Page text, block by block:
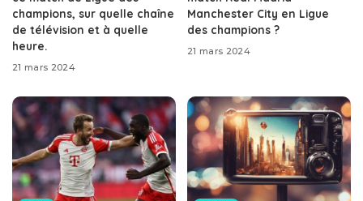
champions, sur quelle chaîne
de télévision et à quelle
heure.
21 mars 2024
Manchester City en Ligue
des champions ?
21 mars 2024